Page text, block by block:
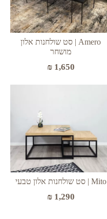
Amero | סט שולחנות אלון
מושחר
₪1,650
Mito | סט שולחנות אלון טבעי
₪1,290